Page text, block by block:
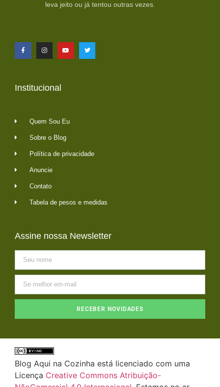
leva jeito ou já tentou outras vezes.
Institucional
Quem Sou Eu
Sobre o Blog
Política de privacidade
Anuncie
Contato
Tabela de pesos e medidas
Assine nossa Newsletter
RECEBER NOVIDADES
Blog Aqui na Cozinha está licenciado com uma
Licença Creative Commons Atribuição-